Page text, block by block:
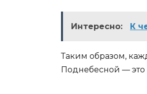
Интересно: К
Таким образом,
Поднебесной — это